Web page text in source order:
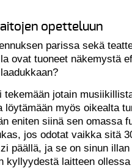
opetteluun
parissa sekä
ovat tuoneet näkemystä
tekemään jotain
löytämään myös oikealta
eniten siinä sen omassa
jos odotat vaikka sitä
päällä, ja se on sinun
kyllyydestä laitteen ollessa